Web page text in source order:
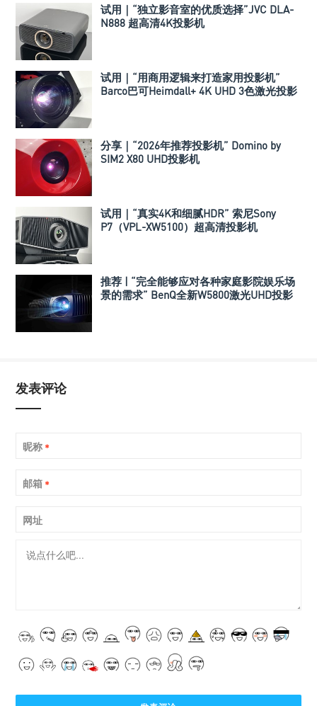
试用｜“独立影音室的优质选择”JVC DLA-
N888 超高清4K投影机
试用｜“用商用逻辑来打造家用投影机”
Barco巴可Heimdall+ 4K UHD 3色激光投影
分享｜“2026年推荐投影机” Domino by
SIM2 X80 UHD投影机
试用｜“真实4K和细腻HDR” 索尼Sony
P7（VPL-XW5100）超高清投影机
推荐 | “完全能够应对各种家庭影院娱乐场
景的需求” BenQ全新W5800激光UHD投影
发表评论
昵称 *
邮箱 *
网址